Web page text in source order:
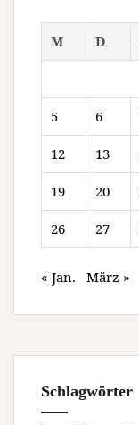
M
D
5 6
12 13
19 20
26 27
« Jan. März »
Schlagwörter